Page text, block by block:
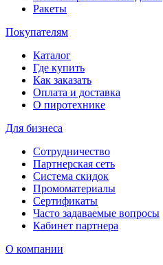
Ракеты
Покупателям
Каталог
Где купить
Как заказать
Оплата и доставка
О пиротехнике
Для бизнеса
Сотрудничество
Партнерская сеть
Система скидок
Промоматериалы
Сертификаты
Часто задаваемые вопросы
Кабинет партнера
О компании